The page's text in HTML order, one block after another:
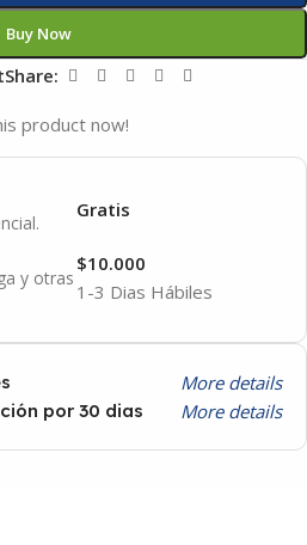
Buy Now
Share:
product now!
Gratis
y otras
1-3 Dias Hábiles
$10.000
More details
por 30 dias More details